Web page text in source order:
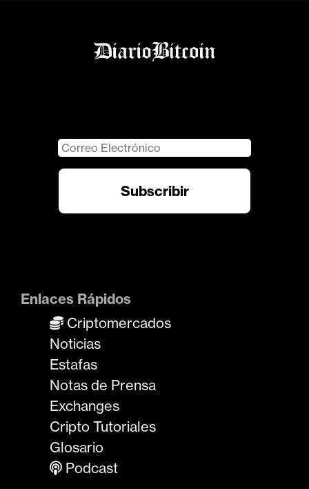
Enlaces Rápidos
Criptomercados
Noticias
Estafas
Notas de Prensa
Exchanges
Cripto Tutoriales
Glosario
Podcast